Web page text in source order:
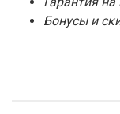
Бонусы и